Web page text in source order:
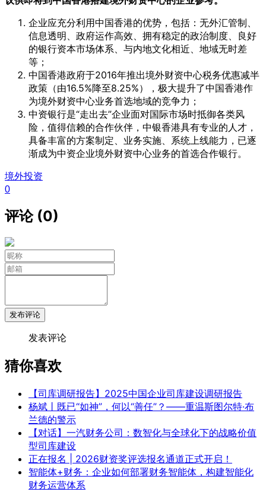
企业应充分利用中国香港的优势，包括：无外汇管制、
信息透明、政府运作高效、拥有稳定的政治制度、良好
的银行资本市场体系、与内地文化相近、地域无时差
等；
中国香港政府于2016年推出境外财资中心税务优惠减半
政策（由16.5%降至8.25%），极大提升了中国香港作
为境外财资中心业务首选地域的竞争力；
中资银行是“走出去”企业面对国际市场时抵御各类风
险，值得信赖的合作伙伴，中银香港具有专业的人才，
具备丰富的方案制定、业务实施、系统上线能力，已逐
渐成为中资企业境外财资中心业务的首选合作银行。
境外投资
0
评论 (0)
发布评论
发表评论
猜你喜欢
【司库调研报告】2025中国企业司库建设调研报告
杨斌丨既已“如神”，何以“善任”？——重温斯图尔特·布
兰德的警示
【对话】一汽财务公司：数智化与全球化下的战略价值
型司库建设
正在报名 | 2026财资奖评选报名通道正式开启！
智能体+财务：企业如何部署财务智能体，构建智能化
财务运营体系